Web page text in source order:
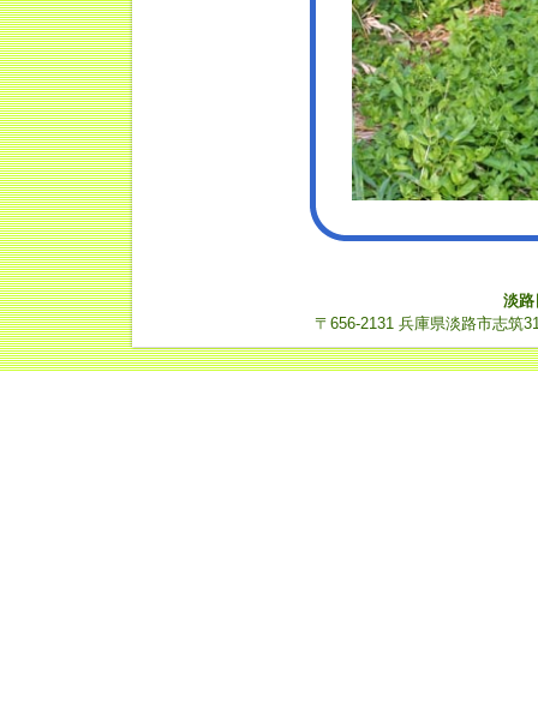
淡路
〒656-2131 兵庫県淡路市志筑